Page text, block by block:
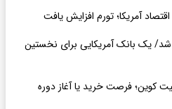
آمریکا؛ تورم افزایش یافت
یک بانک آمریکایی برای نخستین
بیت کوین؛ فرصت خرید یا آغاز دوره